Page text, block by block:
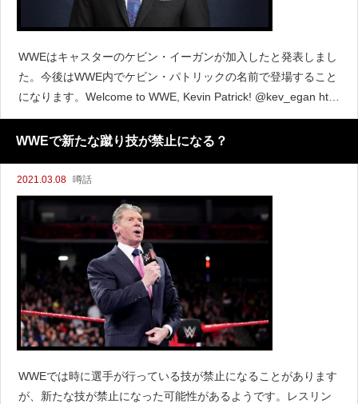
WWEはキャスターのケビン・イーガンが加入したと発表しまし
た。今後はWWE内でケビン・パトリックの名前で登場すること
になります。Welcome to WWE, Kevin Patrick! @kev_egan http
s://t.co/eRIwH772EB&mdash; WWE (@WWE)
WWEで新たな蹴り技が禁止になる？
2021.03.08 噂話
WWEでは時に選手が行っている技が禁止になることがあります
が、新たな技が禁止になった可能性があるようです。レスリン